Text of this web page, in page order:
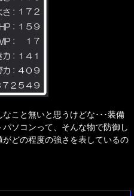
こと無いと思うけどな･･･装備
ソコンって、そんな物で防御し
どの程度の強さを表しているの